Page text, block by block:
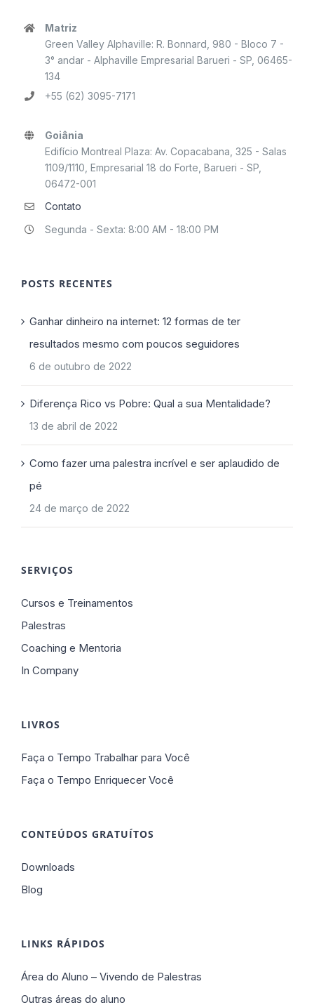
Matriz
Green Valley Alphaville: R. Bonnard, 980 - Bloco 7 -
3° andar - Alphaville Empresarial Barueri - SP, 06465-
134
+55 (62) 3095-7171
Goiânia
Edifício Montreal Plaza: Av. Copacabana, 325 - Salas
1109/1110, Empresarial 18 do Forte, Barueri - SP,
06472-001
Contato
Segunda - Sexta: 8:00 AM - 18:00 PM
POSTS RECENTES
Ganhar dinheiro na internet: 12 formas de ter
resultados mesmo com poucos seguidores
6 de outubro de 2022
Diferença Rico vs Pobre: Qual a sua Mentalidade?
13 de abril de 2022
Como fazer uma palestra incrível e ser aplaudido de
pé
24 de março de 2022
SERVIÇOS
Cursos e Treinamentos
Palestras
Coaching e Mentoria
In Company
LIVROS
Faça o Tempo Trabalhar para Você
Faça o Tempo Enriquecer Você
CONTEÚDOS GRATUÍTOS
Downloads
Blog
LINKS RÁPIDOS
Área do Aluno – Vivendo de Palestras
Outras áreas do aluno